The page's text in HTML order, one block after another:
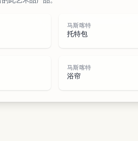
马斯喀特
托特包
马斯喀特
浴帘